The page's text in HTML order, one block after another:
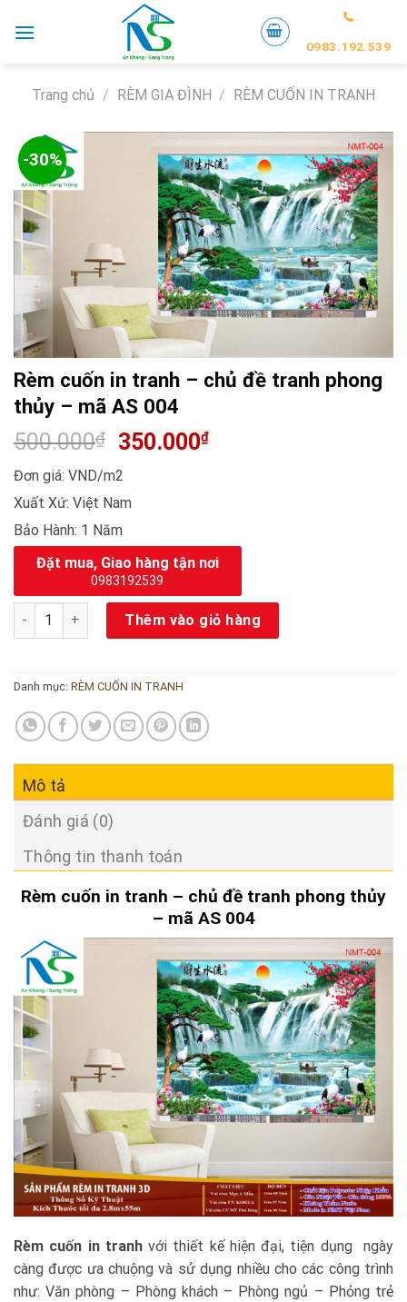
0983.192.539
Trang chủ / RÈM GIA ĐÌNH / RÈM CUỐN IN TRANH
-30%
Rèm cuốn in tranh – chủ đề tranh phong
thủy – mã AS 004
500.000₫ 350.000₫
Đơn giá: VND/m2
Xuất Xứ: Việt Nam
Bảo Hành: 1 Năm
Đặt mua, Giao hàng tận nơi
0983192539
Rèm cuốn in tranh – chủ đề tranh phong thủy – mã AS 004 số
Thêm vào giỏ hàng
Danh mục: RÈM CUỐN IN TRANH
Mô tả
Đánh giá (0)
Thông tin thanh toán
Rèm cuốn in tranh – chủ đề tranh phong thủy
– mã AS 004
Rèm cuốn in tranhvới thiết kế hiện đại, tiện dụng
ngày
càng được ưa chuộng và sử dụng nhiều cho các công trình
như: Văn phòng – Phòng khách – Phòng ngủ – Phỏng trẻ